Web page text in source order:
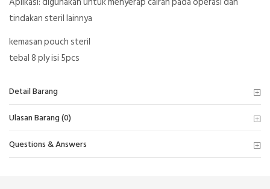
tindakan steril lainnya
kemasan pouch steril
tebal 8 ply isi 5pcs
Detail Barang
Ulasan Barang (0)
Questions & Answers